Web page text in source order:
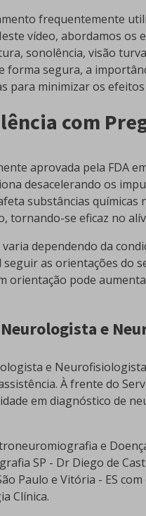
frequentemente
vídeo, abordamos os
sonolência, visão
forma segura, a
para minimizar os efeitos
com
aprovada pela FDA
desacelerando os
substâncias
tornando-se eficaz no
dependendo da
as orientações do
orientação pode
e
e
À frente do
em diagnóstico de
e
SP - Dr Diego de
Paulo e Vitória - ES
Clínica.